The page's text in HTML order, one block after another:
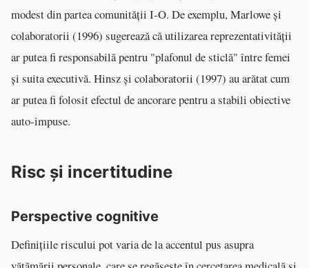
modest din partea comunității I-O. De exemplu, Marlowe și
colaboratorii (1996) sugerează că utilizarea reprezentativității
ar putea fi responsabilă pentru "plafonul de sticlă" între femei
și suita executivă. Hinsz și colaboratorii (1997) au arătat cum
ar putea fi folosit efectul de ancorare pentru a stabili obiective
auto-impuse.
Risc și incertitudine
Perspective cognitive
Definițiile riscului pot varia de la accentul pus asupra